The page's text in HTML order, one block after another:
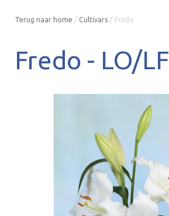
Terug naar home / Cultivars / Fredo
Fredo - LO/LF